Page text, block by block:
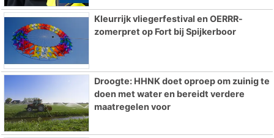
Kleurrijk vliegerfestival en OERRR-
zomerpret op Fort bij Spijkerboor
Droogte: HHNK doet oproep om zuinig te
doen met water en bereidt verdere
maatregelen voor